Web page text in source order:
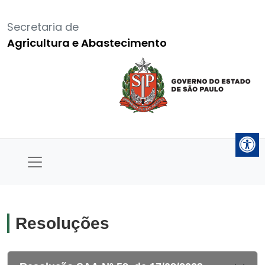
Secretaria de
Agricultura e Abastecimento
Resoluções